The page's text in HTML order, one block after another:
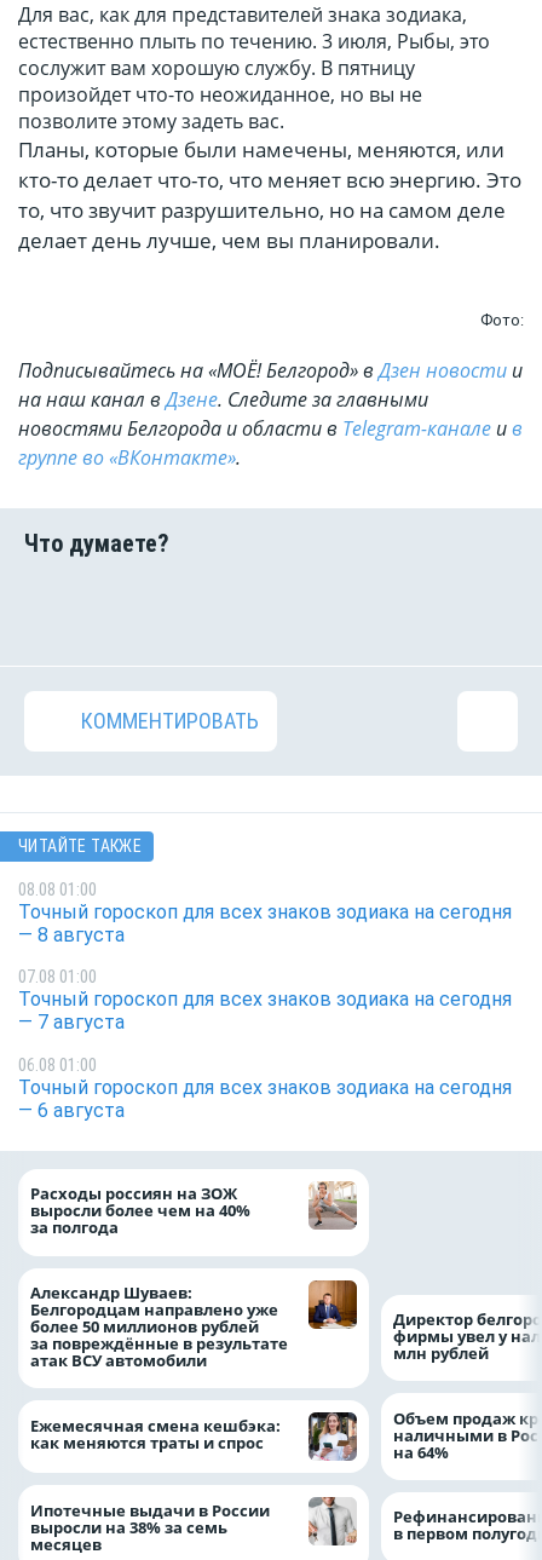
Для вас, как для представителей знака зодиака,
естественно плыть по течению. 3 июля, Рыбы, это
сослужит вам хорошую службу. В пятницу
произойдет что-то неожиданное, но вы не
позволите этому задеть вас.
Планы, которые были намечены, меняются, или
кто-то делает что-то, что меняет всю энергию. Это
то, что звучит разрушительно, но на самом деле
делает день лучше, чем вы планировали.
Фото:
Подписывайтесь на «МОЁ! Белгород» вДзен новости и
на наш канал вДзене. Cледите за главными
новостями Белгорода и области в Telegram-канале ив
группе во «ВКонтакте».
КОММЕНТИРОВАТЬ
ЧИТАЙТЕ ТАКЖЕ
08.08 01:00
Точный гороскоп для всех знаков зодиака на сегодня
— 8 августа
07.08 01:00
Точный гороскоп для всех знаков зодиака на сегодня
— 7 августа
06.08 01:00
Точный гороскоп для всех знаков зодиака на сегодня
— 6 августа
Расходы россиян на ЗОЖ
выросли более чем на 40%
за полгода
Александр Шуваев:
Белгородцам направлено уже
более 50 миллионов рублей
за повреждённые в результате
атак ВСУ автомобили
Ежемесячная смена кешбэка:
как меняются траты и спрос
Ипотечные выдачи в России
выросли на 38% за семь
месяцев
Директор
фирмы увел у
млн рублей
Объем продаж
наличными в
на 64%
в первом